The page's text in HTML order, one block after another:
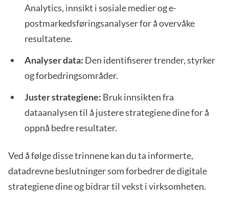
Analytics, innsikt i sosiale medier og e-
postmarkedsføringsanalyser for å overvåke
resultatene.
Analyser data: Den identifiserer trender, styrker
og forbedringsområder.
Juster strategiene: Bruk innsikten fra
dataanalysen til å justere strategiene dine for å
oppnå bedre resultater.
Ved å følge disse trinnene kan du ta informerte,
datadrevne beslutninger som forbedrer de digitale
strategiene dine og bidrar til vekst i virksomheten.